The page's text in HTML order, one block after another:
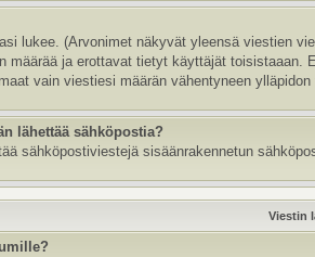
lukee. (Arvonimet näkyvät yleensä viestien
määrää ja erottavat tietyt käyttäjät
vain viestiesi määrän vähentyneen ylläpidon
lähettää sähköpostia?
sähköpostiviestejä sisäänrakennetun
Viestin